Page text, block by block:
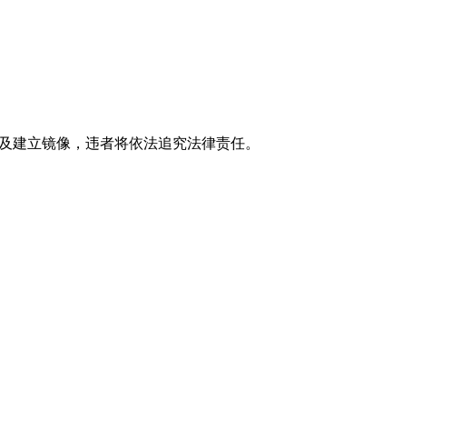
立镜像，违者将依法追究法律责任。